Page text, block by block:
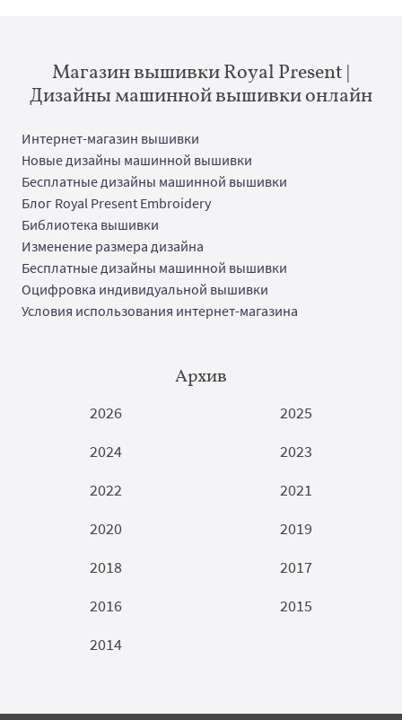
Магазин вышивки Royal Present |
Дизайны машинной вышивки онлайн
Интернет-магазин вышивки
Новые дизайны машинной вышивки
Бесплатные дизайны машинной вышивки
Блог Royal Present Embroidery
Библиотека вышивки
Изменение размера дизайна
Бесплатные дизайны машинной вышивки
Оцифровка индивидуальной вышивки
Условия использования интернет-магазина
Архив
2026
2025
2024
2023
2022
2021
2020
2019
2018
2017
2016
2015
2014